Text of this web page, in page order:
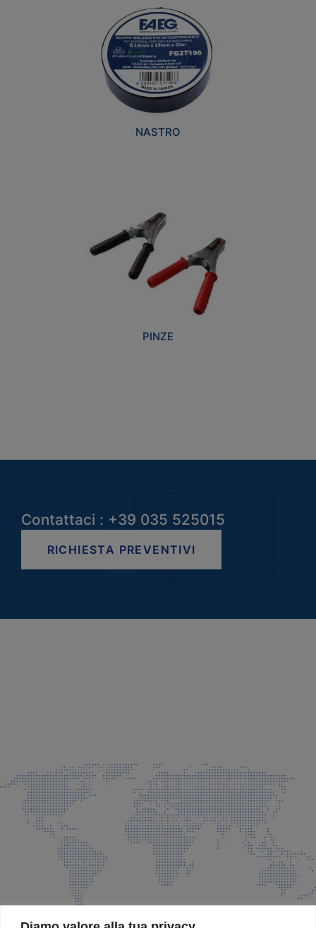
NASTRO
PINZE
Contattaci : +39 035 525015
RICHIESTA PREVENTIVI
info@faeg.it
COMMERCIALE E SPEDIZIONI
Via Padre Elzi, 32 Grassobbio (BG)
035 525015
035 335037
info@faeg.it
SITE MAP